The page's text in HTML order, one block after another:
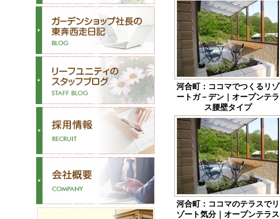
河合町：ココマでつくるリゾ
ートガ－デン｜オープンテラ
ス腰壁タイプ
河合町：ココマのテラスでリ
ゾート気分｜オープンテラス